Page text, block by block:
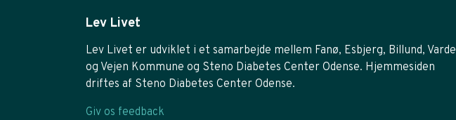
Lev Livet
Lev Livet er udviklet i et samarbejde mellem Fanø, Esbjerg, Billund, Varde
og Vejen Kommune og Steno Diabetes Center Odense. Hjemmesiden
driftes af Steno Diabetes Center Odense.
Giv os feedback